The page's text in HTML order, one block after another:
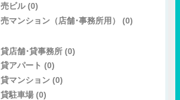
売ビル (0)
売マンション（店舗･事務所用） (0)
貸店舗･貸事務所 (0)
貸アパート (0)
貸マンション (0)
貸駐車場 (0)